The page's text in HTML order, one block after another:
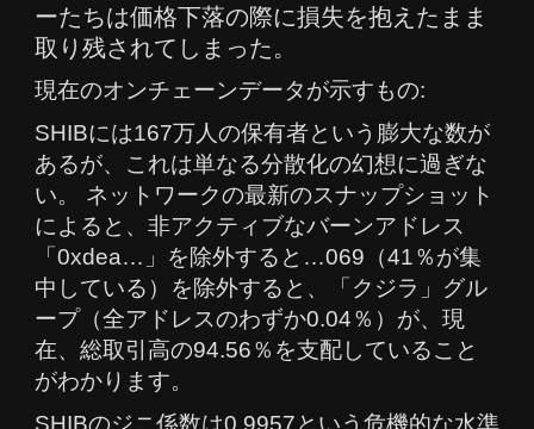
ーたちは価格下落の際に損失を抱えたまま
取り残されてしまった。
現在のオンチェーンデータが示すもの:
SHIBには167万人の保有者という膨大な数が
あるが、これは単なる分散化の幻想に過ぎな
い。 ネットワークの最新のスナップショット
によると、非アクティブなバーンアドレス
「0xdea…」を除外すると…069（41％が集
中している）を除外すると、「クジラ」グル
ープ（全アドレスのわずか0.04％）が、現
在、総取引高の94.56％を支配していること
がわかります。
SHIBのジニ係数は0.9957という危機的な水準